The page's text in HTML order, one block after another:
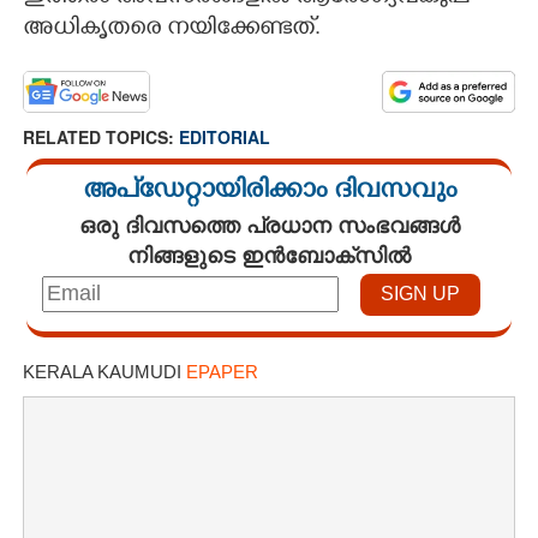
അധികൃതരെ നയിക്കേണ്ടത്.
RELATED TOPICS: EDITORIAL
അപ്ഡേറ്റായിരിക്കാം ദിവസവും
ഒരു ദിവസത്തെ പ്രധാന സംഭവങ്ങൾ
നിങ്ങളുടെ ഇൻബോക്സിൽ
KERALA KAUMUDI EPAPER